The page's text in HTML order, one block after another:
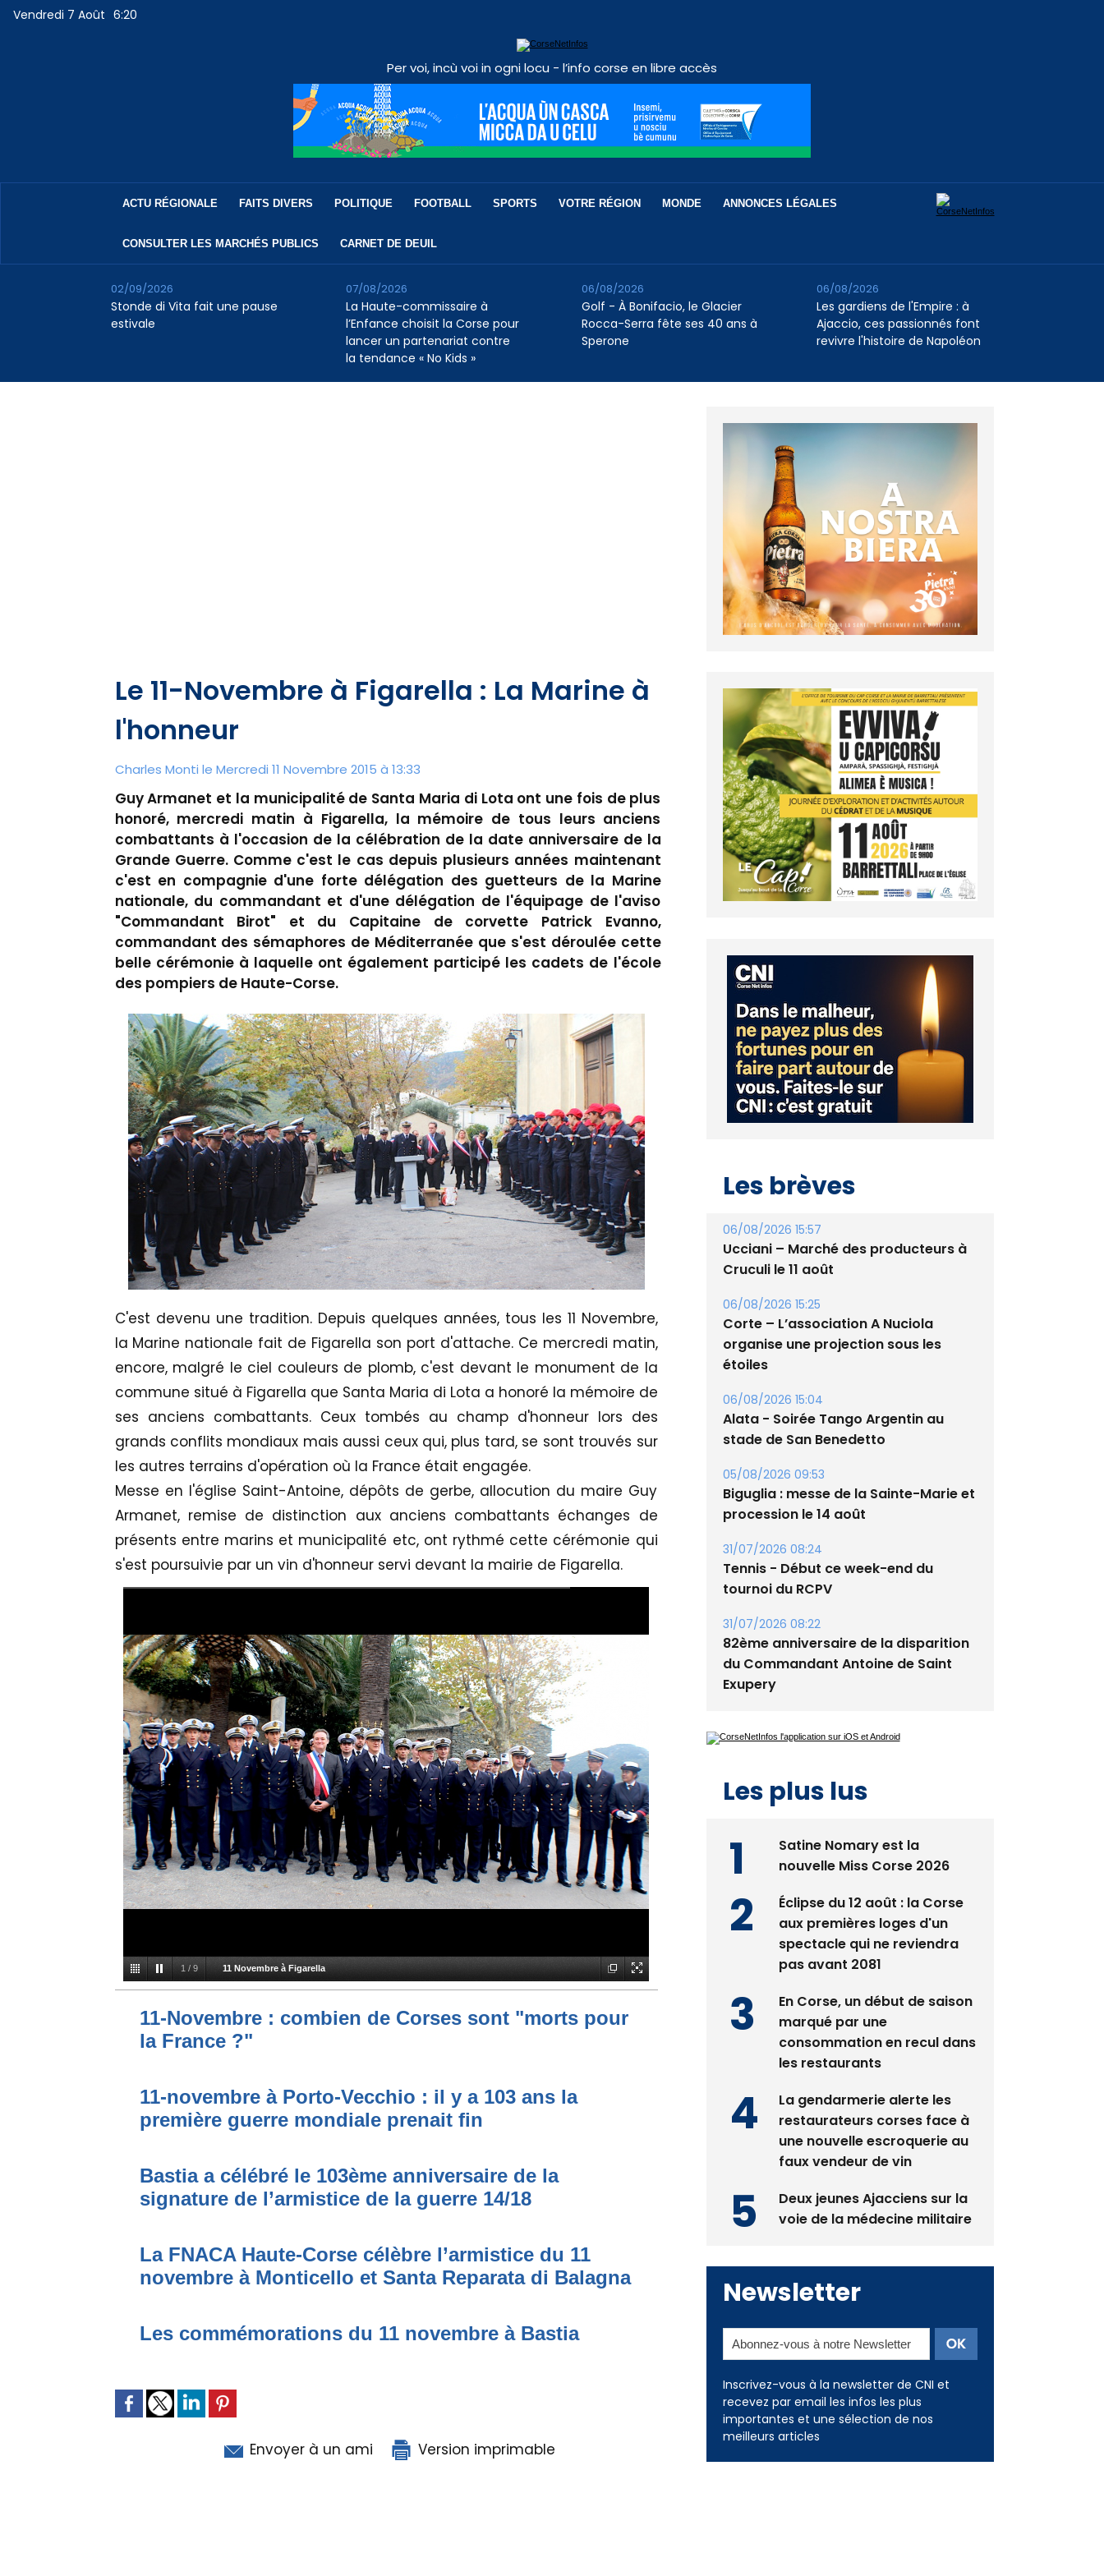
Vendredi 7 Août 6:20
Per voi, incù voi in ogni locu - l’info corse en libre accès
ACTU RÉGIONALE FAITS DIVERS POLITIQUE FOOTBALL SPORTS VOTRE RÉGION MONDE ANNONCES LÉGALES
CONSULTER LES MARCHÉS PUBLICS CARNET DE DEUIL
Stonde di Vita fait une pause
estivale
02/09/2026
La Haute-commissaire à
l’Enfance choisit la Corse pour
lancer un partenariat contre
la tendance « No Kids »
07/08/2026
Golf - À Bonifacio, le Glacier
Rocca-Serra fête ses 40 ans à
Sperone
06/08/2026
Les gardiens de l'Empire : à
Ajaccio, ces passionnés font
revivre l'histoire de Napoléon
06/08/2026
Le 11-Novembre à Figarella : La Marine à
l'honneur
Charles Monti le Mercredi 11 Novembre 2015 à 13:33
Guy Armanet et la municipalité de Santa Maria di Lota ont une fois de plus
honoré, mercredi matin à Figarella, la mémoire de tous leurs anciens
combattants à l'occasion de la célébration de la date anniversaire de la
Grande Guerre. Comme c'est le cas depuis plusieurs années maintenant
c'est en compagnie d'une forte délégation des guetteurs de la Marine
nationale, du commandant et d'une délégation de l'équipage de l'aviso
"Commandant Birot" et du Capitaine de corvette Patrick Evanno,
commandant des sémaphores de Méditerranée que s'est déroulée cette
belle cérémonie à laquelle ont également participé les cadets de l'école
des pompiers de Haute-Corse.
C'est devenu une tradition. Depuis quelques années, tous les 11 Novembre,
la Marine nationale fait de Figarella son port d'attache. Ce mercredi matin,
encore, malgré le ciel couleurs de plomb, c'est devant le monument de la
commune situé à Figarella que Santa Maria di Lota a honoré la mémoire de
ses anciens combattants. Ceux tombés au champ d'honneur lors des
grands conflits mondiaux mais aussi ceux qui, plus tard, se sont trouvés sur
les autres terrains d'opération où la France était engagée.
Messe en l'église Saint-Antoine, dépôts de gerbe, allocution du maire Guy
Armanet, remise de distinction aux anciens combattants échanges de
présents entre marins et municipalité etc, ont rythmé cette cérémonie qui
s'est poursuivie par un vin d'honneur servi devant la mairie de Figarella.
1 / 9 11 Novembre à Figarella
11-Novembre : combien de Corses sont "morts pour
la France ?"
11-novembre à Porto-Vecchio : il y a 103 ans la
première guerre mondiale prenait fin
Bastia a célébré le 103ème anniversaire de la
signature de l’armistice de la guerre 14/18
La FNACA Haute-Corse célèbre l’armistice du 11
novembre à Monticello et Santa Reparata di Balagna
Les commémorations du 11 novembre à Bastia
Envoyer à un ami Version imprimable
Les brèves
06/08/2026 15:57
Ucciani – Marché des producteurs à
Cruculi le 11 août
06/08/2026 15:25
Corte – L’association A Nuciola
organise une projection sous les
étoiles
06/08/2026 15:04
Alata - Soirée Tango Argentin au
stade de San Benedetto
05/08/2026 09:53
Biguglia : messe de la Sainte-Marie et
procession le 14 août
31/07/2026 08:24
Tennis - Début ce week-end du
tournoi du RCPV
31/07/2026 08:22
82ème anniversaire de la disparition
du Commandant Antoine de Saint
Exupery
Les plus lus
Satine Nomary est la
nouvelle Miss Corse 2026
Éclipse du 12 août : la Corse
aux premières loges d'un
spectacle qui ne reviendra
pas avant 2081
En Corse, un début de saison
marqué par une
consommation en recul dans
les restaurants
La gendarmerie alerte les
restaurateurs corses face à
une nouvelle escroquerie au
faux vendeur de vin
Deux jeunes Ajacciens sur la
voie de la médecine militaire
Newsletter
Inscrivez-vous à la newsletter de CNI et
recevez par email les infos les plus
importantes et une sélection de nos
meilleurs articles